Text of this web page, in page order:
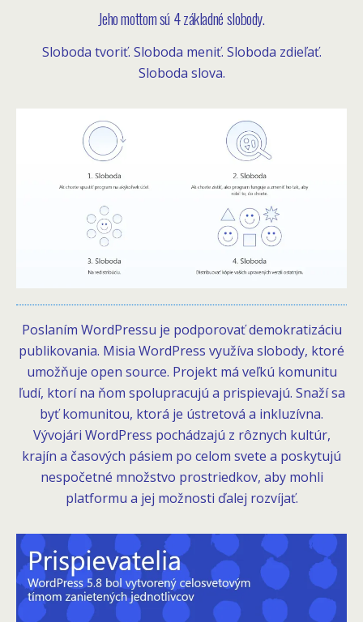
Jeho mottom sú 4 základné slobody.
Sloboda tvoriť. Sloboda meniť. Sloboda zdieľať.
Sloboda slova.
Poslaním WordPressu je podporovať demokratizáciu
publikovania. Misia WordPress využíva slobody, ktoré
umožňuje open source. Projekt má veľkú komunitu
ľudí, ktorí na ňom spolupracujú a prispievajú. Snaží sa
byť komunitou, ktorá je ústretová a inkluzívna.
Vývojári WordPress pochádzajú z rôznych kultúr,
krajín a časových pásiem po celom svete a poskytujú
nespočetné množstvo prostriedkov, aby mohli
platformu a jej možnosti ďalej rozvíjať.